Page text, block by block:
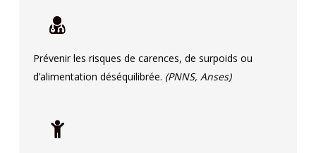
Prévenir les risques de carences, de surpoids ou
d’alimentation déséquilibrée. (PNNS, Anses)